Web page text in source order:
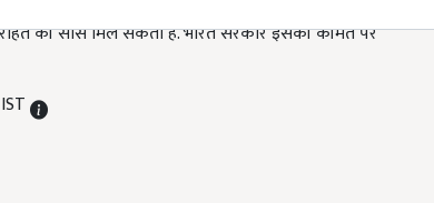
की सांस मिल सकती है. भारत सरकार इसकी कीमत पर